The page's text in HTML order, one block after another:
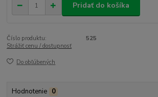
Pridať do košíka
Číslo produktu:
525
Strážiť cenu / dostupnosť
Do obľúbených
Hodnotenie 0